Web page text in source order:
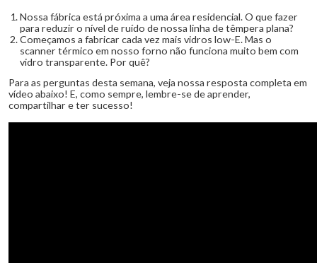
Nossa fábrica está próxima a uma área residencial. O que fazer
para reduzir o nível de ruído de nossa linha de têmpera plana?
Começamos a fabricar cada vez mais vidros low-E. Mas o
scanner térmico em nosso forno não funciona muito bem com
vidro transparente. Por quê?
Para as perguntas desta semana, veja nossa resposta completa em
vídeo abaixo! E, como sempre, lembre-se de aprender,
compartilhar e ter sucesso!